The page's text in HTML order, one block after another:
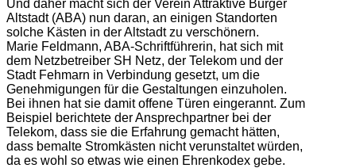
Und daher macht sich der Verein Attraktive Burger
Altstadt (ABA) nun daran, an einigen Standorten
solche Kästen in der Altstadt zu verschönern.
Marie Feldmann, ABA-Schriftführerin, hat sich mit
dem Netzbetreiber SH Netz, der Telekom und der
Stadt Fehmarn in Verbindung gesetzt, um die
Genehmigungen für die Gestaltungen einzuholen.
Bei ihnen hat sie damit offene Türen eingerannt. Zum
Beispiel berichtete der Ansprechpartner bei der
Telekom, dass sie die Erfahrung gemacht hätten,
dass bemalte Stromkästen nicht verunstaltet würden,
da es wohl so etwas wie einen Ehrenkodex gebe.